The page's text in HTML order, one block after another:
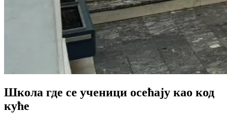
Школа где се ученици осећају као код
кућe